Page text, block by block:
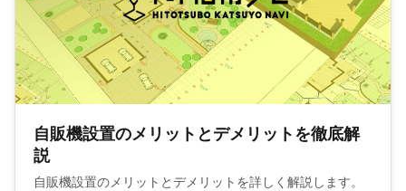
自販機設置のメリットとデメリットを徹底解
説
自販機設置のメリットとデメリットを詳しく解説します。